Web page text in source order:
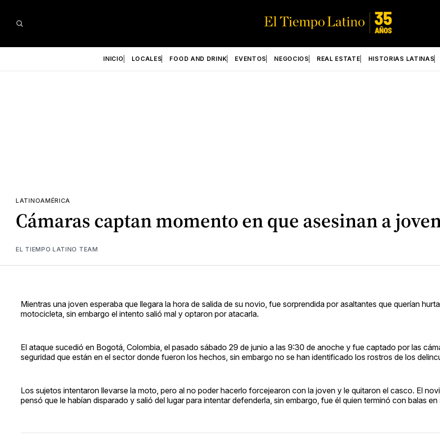
INICIO LOCALES FOOD AND DRINK EVENTOS NEGOCIOS REAL ESTATE HISTORIAS LATINAS
LATINOAMÉRICA
Cámaras captan momento en que asesinan a
EL TIEMPO LATINO TEAM
Mientras una joven esperaba que llegara la hora de salida de su novio, fue sorprendida por asaltantes que querían
motocicleta, sin embargo el intento salió mal y optaron por atacarla.
El ataque sucedió en Bogotá, Colombia, el pasado sábado 29 de junio a las 9:30 de anoche y fue captado por las
seguridad que están en el sector donde fueron los hechos, sin embargo no se han identificado los rostros de los
Los sujetos intentaron llevarse la moto, pero al no poder hacerlo forcejearon con la joven y le quitaron el casco. El
pensó que le habían disparado y salió del lugar para intentar defenderla, sin embargo, fue él quien terminó con balas en